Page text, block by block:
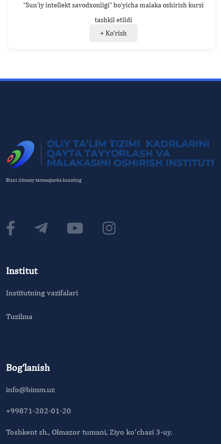
“Sun’iy intellekt savodxonligi” bo‘yicha malaka oshirish kursi
tashkil etildi
+ Ko‘rish
Bizni ijtimoiy tarmoqlarda kuzating
Institut
Institutning vazifalari
Tuzilma
Bog‘lanish
info@bimm.uz
+99871-202-01-20
Toshkent sh., Olmazor tumani, Ziyo ko‘chasi 3-uy.